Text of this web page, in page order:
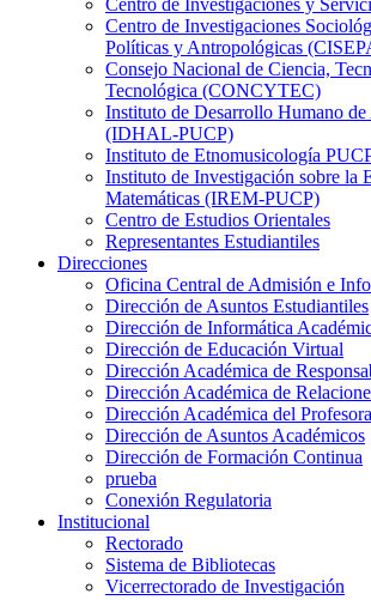
Centro de Investigaciones y
Centro de Investigaciones
Políticas y Antropológicas
Consejo Nacional de Ciencia,
Tecnológica (CONCYTEC)
Instituto de Desarrollo Humano
(IDHAL-PUCP)
Instituto de Etnomusicología
Instituto de Investigación sobre la
Matemáticas (IREM-PUCP)
Centro de Estudios Orientales
Representantes Estudiantiles
Direcciones
Oficina Central de Admisión e
Dirección de Asuntos Estudiantiles
Dirección de Informática
Dirección de Educación Virtual
Dirección Académica de
Dirección Académica de
Dirección Académica del
Dirección de Asuntos Académicos
Dirección de Formación Continua
prueba
Conexión Regulatoria
Institucional
Rectorado
Sistema de Bibliotecas
Vicerrectorado de Investigación